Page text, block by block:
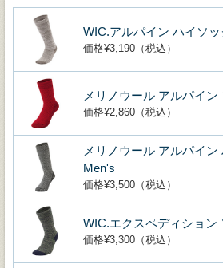
WIC.アルパイン ハイソ
価格¥3,190（税込）
メリノウール アルパイ
価格¥2,860（税込）
メリノウール アルパイン
Men's
価格¥3,500（税込）
WIC.エクスペディション
価格¥3,300（税込）